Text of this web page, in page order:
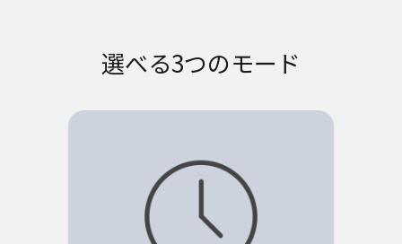
選べる3つのモード